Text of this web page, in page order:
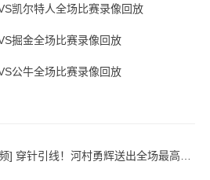
凯尔特人全场比赛录像回放
掘金全场比赛录像回放
公牛全场比赛录像回放
[河村勇辉集锦-腾讯视频] 穿针引线！河村勇辉送出全场最高12助攻 8中2拿到5分5板